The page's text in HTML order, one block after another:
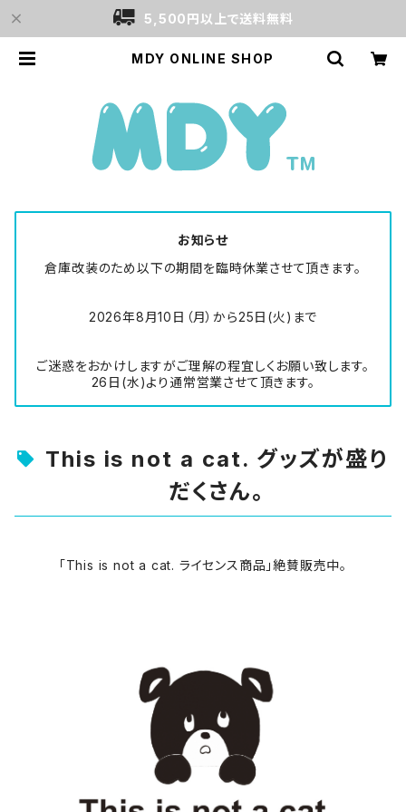
5,500円以上で送料無料
MDY ONLINE SHOP
お知らせ
倉庫改装のため以下の期間を臨時休業させて頂きます。
2026年8月10日（月）から25日(火)まで
ご迷惑をおかけしますがご理解の程宜しくお願い致します。
26日(水)より通常営業させて頂きます。
This is not a cat. グッズが盛り
だくさん。
「This is not a cat. ライセンス商品」絶賛販売中。